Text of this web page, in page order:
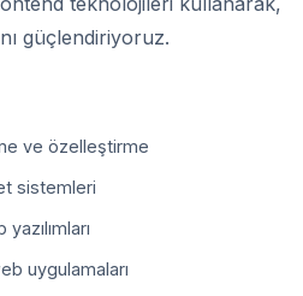
güçlendiriyoruz.
ve özelleştirme
sistemleri
uygulamaları